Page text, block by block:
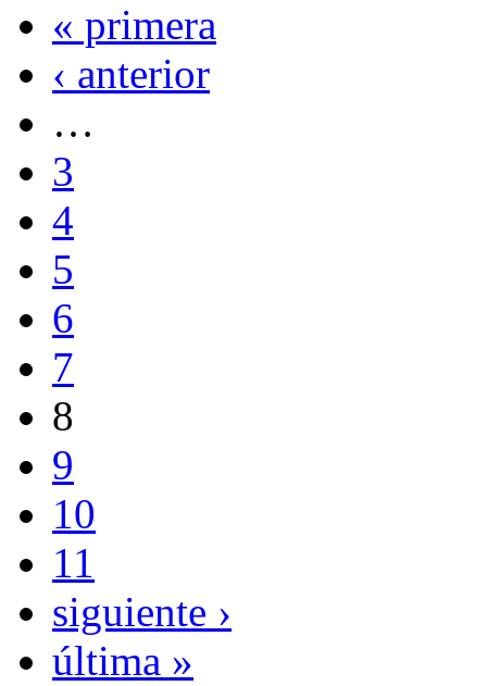
« primera
‹ anterior
…
3
4
5
6
7
8
9
10
11
siguiente ›
última »